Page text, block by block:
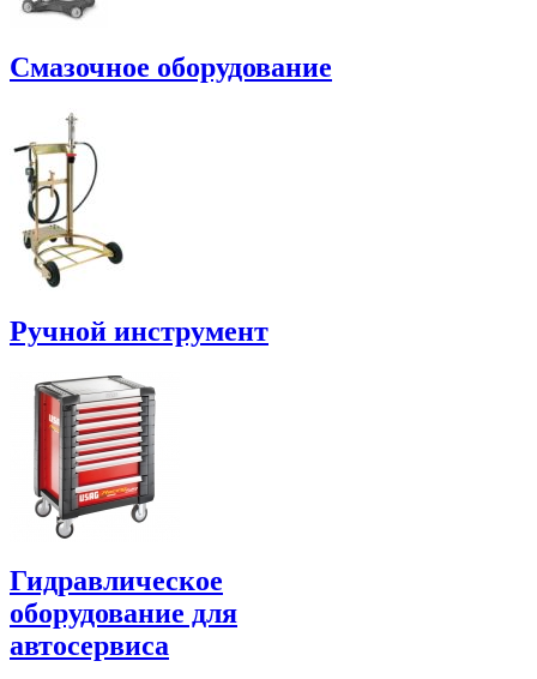
Смазочное оборудование
Ручной инструмент
Гидравлическое
оборудование для
автосервиса